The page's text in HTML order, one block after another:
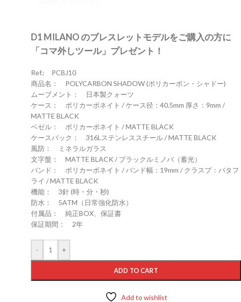
D1 MILANO のブレスレットモデルをご購入の方に
「コマ外しツール」プレゼント！
Ref.: PCBJ10
商品名： POLYCARBON SHADOW (ポリカーボン・シャドー)
ムーブメント： 日本製クォーツ
ケース： ポリカーボネイト / ケース径：40.5mm 厚さ：9mm /
MATTE BLACK
ベゼル： ポリカーボネイト / MATTE BLACK
ケースバック： 316Lステンレススチール / MATTE BLACK
風防： ミネラルガラス
文字盤： MATTE BLACK / ブラックルミノバ（蓄光）
バンド： ポリカーボネイト / バンド幅：19mm / クラスプ：バタフ
ライ / MATTE BLACK
機能： 3針 (時・分・秒)
防水： 5ATM（日常強化防水）
付属品： 純正BOX、保証書
保証期間： 2年
- +
ADD TO CART
Add to wishlist